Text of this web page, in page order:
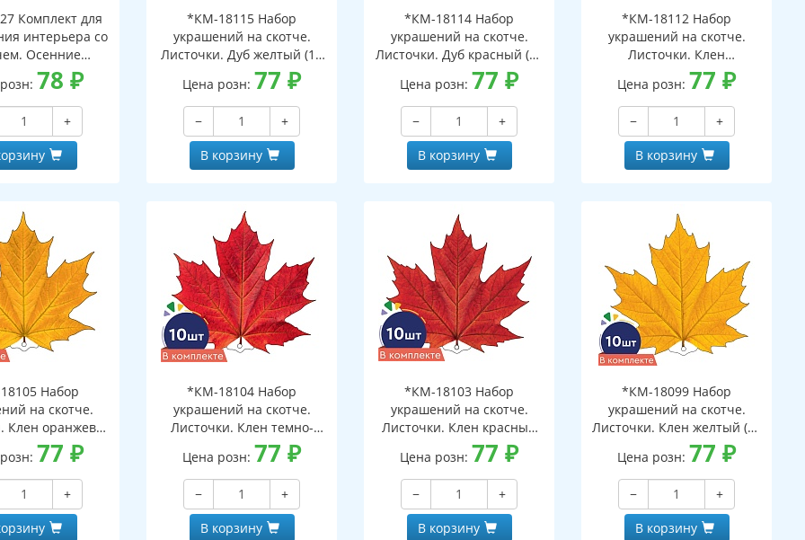
Комплект для
интерьера со
Осенние
1 (10 видов)
78₽
+
*КМ-18115 Набор
украшений на скотче.
Листочки. Дуб желтый (10
шт. в наборе,
двухсторонняя, ВД-лак)
Цена розн: 77₽
−
+
В корзину
*КМ-18114 Набор
украшений на скотче.
Листочки. Дуб красный (10
шт. в наборе,
двухсторонняя, ВД-лак)
Цена розн: 77₽
−
+
В корзину
*КМ-18112 Набор
украшений на скотче.
Листочки. Клен
оранжевый (10 шт. в
наборе, двухсторонняя, ВД-
лак)
Цена розн: 77₽
−
+
В корзину
Набор
на скотче.
Клен оранжево-
шт. в наборе,
ВД-лак)
77₽
+
*КМ-18104 Набор
украшений на скотче.
Листочки. Клен темно-
красный (10 шт. в наборе,
двухсторонняя, ВД-лак)
Цена розн: 77₽
−
+
В корзину
*КМ-18103 Набор
украшений на скотче.
Листочки. Клен красный
(10 шт. в наборе,
двухсторонняя, ВД-лак)
Цена розн: 77₽
−
+
В корзину
*КМ-18099 Набор
украшений на скотче.
Листочки. Клен желтый (10
шт. в наборе,
двухсторонняя, ВД-лак)
Цена розн: 77₽
−
+
В корзину